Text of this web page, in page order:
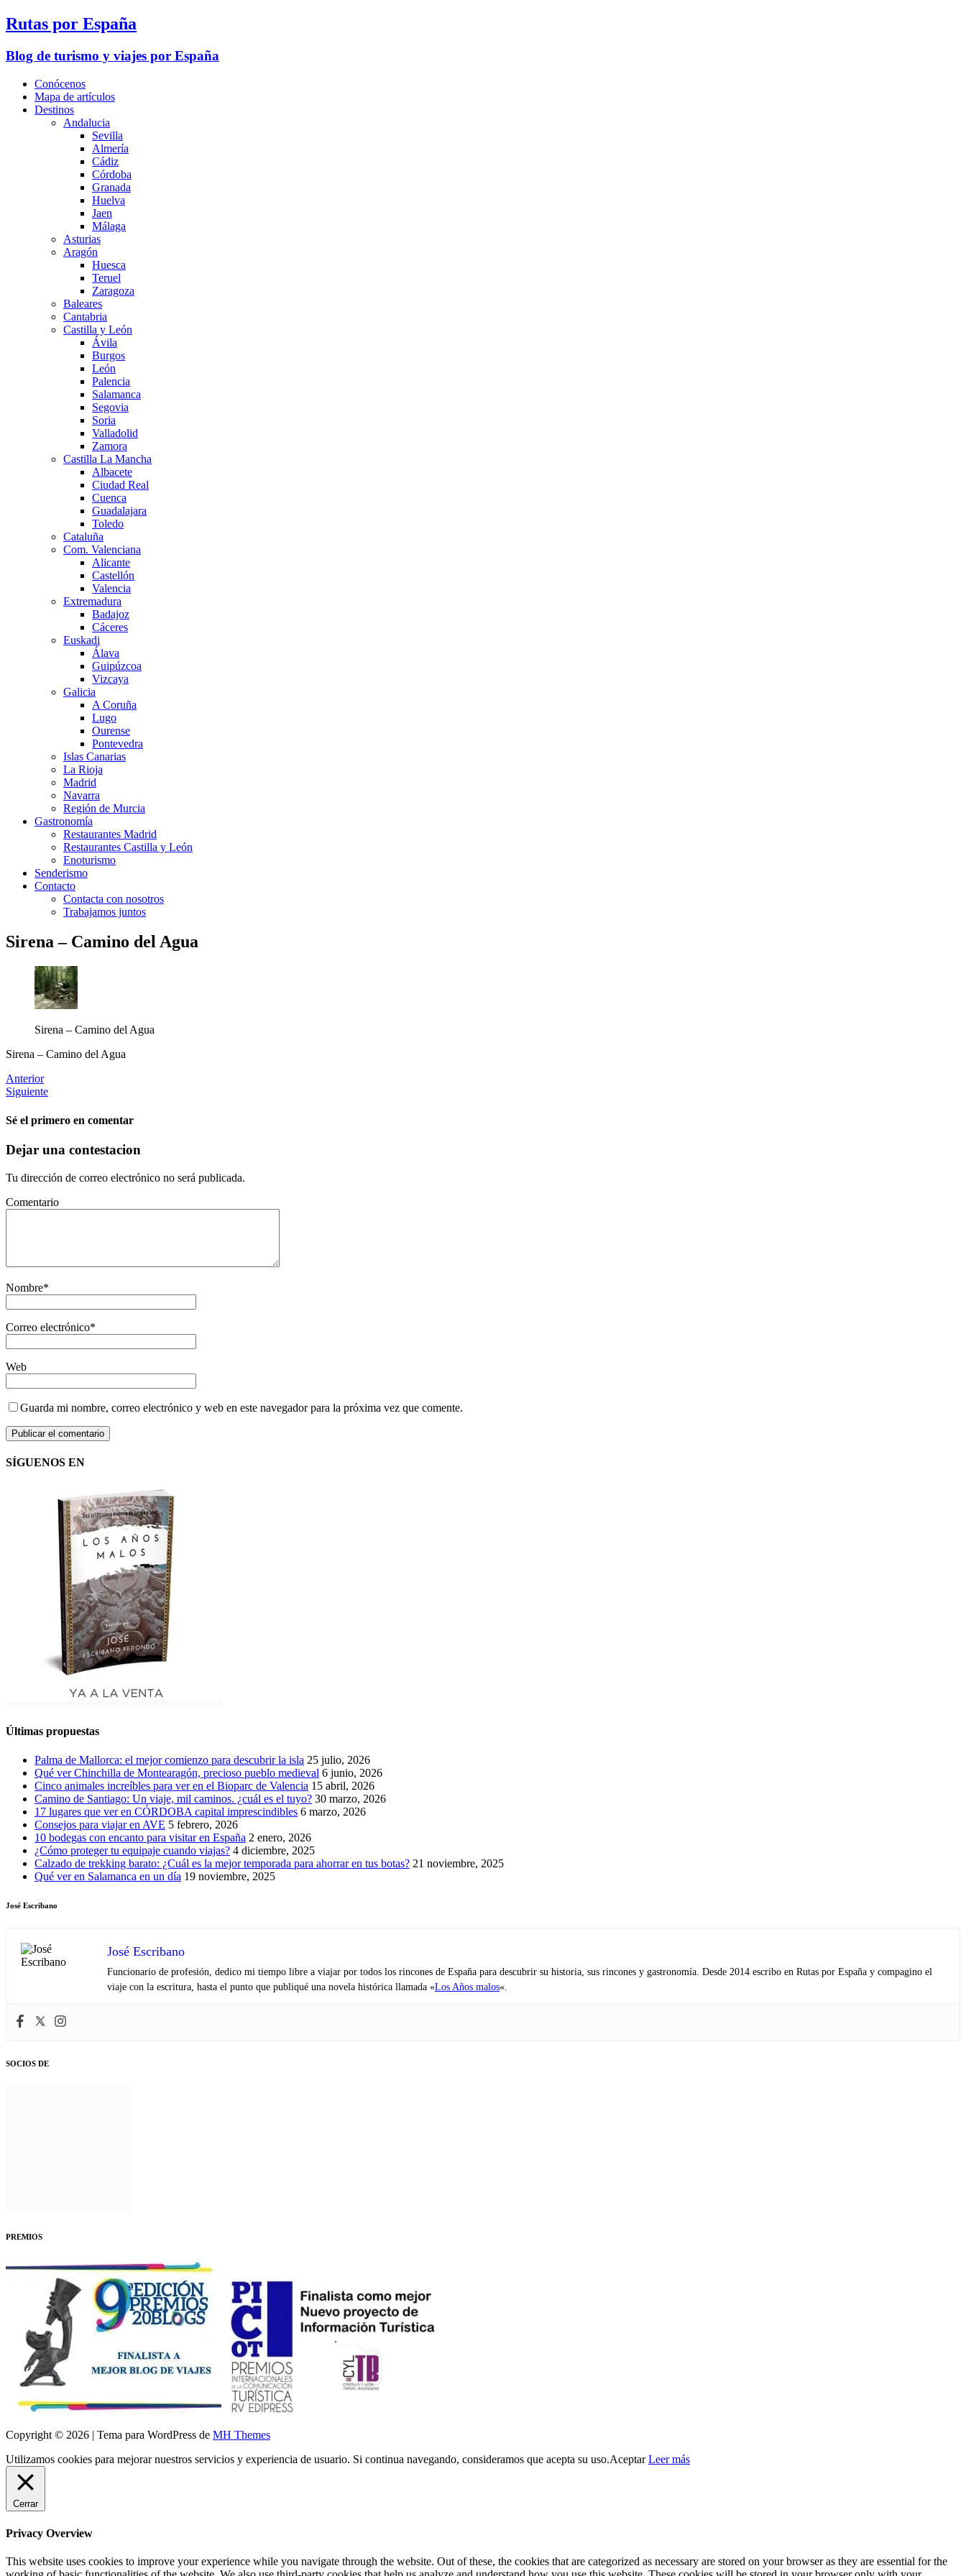
Rutas por España
Blog de turismo y viajes por España
Conócenos
Mapa de artículos
Destinos
Andalucia
Sevilla
Almería
Cádiz
Córdoba
Granada
Huelva
Jaen
Málaga
Asturias
Aragón
Huesca
Teruel
Zaragoza
Baleares
Cantabria
Castilla y León
Ávila
Burgos
León
Palencia
Salamanca
Segovia
Soria
Valladolid
Zamora
Castilla La Mancha
Albacete
Ciudad Real
Cuenca
Guadalajara
Toledo
Cataluña
Com. Valenciana
Alicante
Castellón
Valencia
Extremadura
Badajoz
Cáceres
Euskadi
Álava
Guipúzcoa
Vizcaya
Galicia
A Coruña
Lugo
Ourense
Pontevedra
Islas Canarias
La Rioja
Madrid
Navarra
Región de Murcia
Gastronomía
Restaurantes Madrid
Restaurantes Castilla y León
Enoturismo
Senderismo
Contacto
Contacta con nosotros
Trabajamos juntos
Sirena – Camino del Agua
Sirena – Camino del Agua
Sirena – Camino del Agua
Anterior
Siguiente
Sé el primero en comentar
Dejar una contestacion
Tu dirección de correo electrónico no será publicada.
Comentario
Nombre*
Correo electrónico*
Web
Guarda mi nombre, correo electrónico y web en este navegador para la próxima vez que comente.
SÍGUENOS EN
Últimas propuestas
Palma de Mallorca: el mejor comienzo para descubrir la isla 25 julio, 2026
Qué ver Chinchilla de Montearagón, precioso pueblo medieval 6 junio, 2026
Cinco animales increíbles para ver en el Bioparc de Valencia 15 abril, 2026
Camino de Santiago: Un viaje, mil caminos. ¿cuál es el tuyo? 30 marzo, 2026
17 lugares que ver en CÓRDOBA capital imprescindibles 6 marzo, 2026
Consejos para viajar en AVE 5 febrero, 2026
10 bodegas con encanto para visitar en España 2 enero, 2026
¿Cómo proteger tu equipaje cuando viajas? 4 diciembre, 2025
Calzado de trekking barato: ¿Cuál es la mejor temporada para ahorrar en tus botas? 21 noviembre, 2025
Qué ver en Salamanca en un día 19 noviembre, 2025
José Escribano
José Escribano
Funcionario de profesión, dedico mi tiempo libre a viajar por todos los rincones de España para descubrir su historia, sus rincones y gastronomía. Desde 2014 escribo en Rutas por España y compagino el
viaje con la escritura, hasta el punto que publiqué una novela histórica llamada «Los Años malos«.
SOCIOS DE
PREMIOS
Copyright © 2026 | Tema para WordPress de MH Themes
Utilizamos cookies para mejorar nuestros servicios y experiencia de usuario. Si continua navegando, consideramos que acepta su uso.Aceptar Leer más
Cerrar
Privacy Overview
This website uses cookies to improve your experience while you navigate through the website. Out of these, the cookies that are categorized as necessary are stored on your browser as they are essential for the